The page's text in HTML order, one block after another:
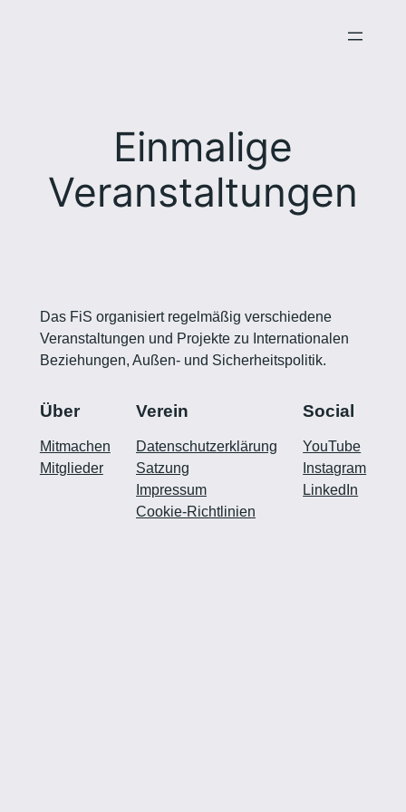
Einmalige
Veranstaltungen
Das FiS organisiert regelmäßig verschiedene
Veranstaltungen und Projekte zu Internationalen
Beziehungen, Außen- und Sicherheitspolitik.
Über
Mitmachen
Mitglieder
Verein
Datenschutzerklärung
Satzung
Impressum
Cookie-Richtlinien
Social
YouTube
Instagram
LinkedIn